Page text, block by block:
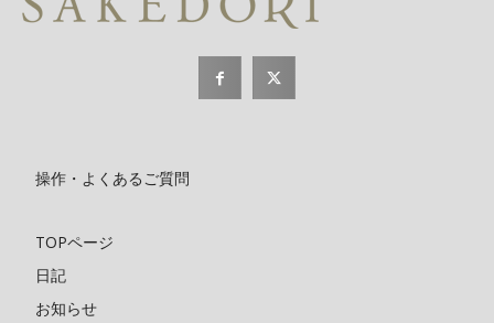
操作・よくあるご質問
TOPページ
日記
お知らせ